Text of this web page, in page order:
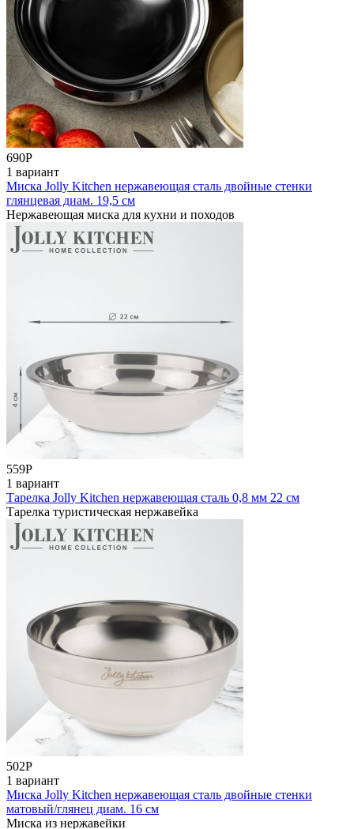
690Р
1 вариант
Миска Jolly Kitchen нержавеющая сталь двойные стенки
глянцевая диам. 19,5 см
Нержавеющая миска для кухни и походов
559Р
1 вариант
Тарелка Jolly Kitchen нержавеющая cталь 0,8 мм 22 см
Тарелка туристическая нержавейка
502Р
1 вариант
Миска Jolly Kitchen нержавеющая сталь двойные стенки
матовый/глянец диам. 16 см
Миска из нержавейки